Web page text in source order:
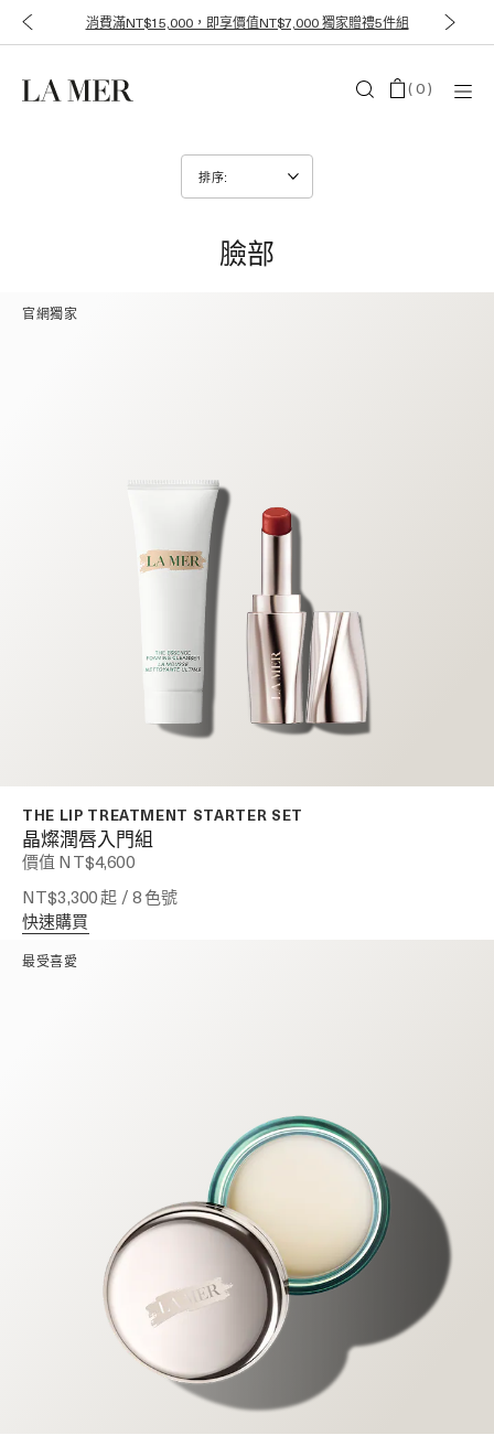
消費滿NT$15,000，即享價值NT$7,000 獨家贈禮5件組
(0)
臉部
官網獨家
THE LIP TREATMENT STARTER SET
晶燦潤唇入門組
價值 NT$4,600
NT$3,300起 / 8 色號
快速購買
最受喜愛